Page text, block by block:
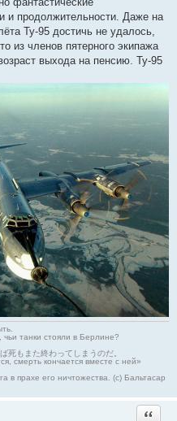
и продолжительности. Даже на
Ту-95 достичь не удалось,
из членов пятерного экипажа
выхода на пенсию. Ту-95
чьи танки стояли в Берлине?
死もまた終わってしまうのだ。
смерть кончается вместе с ней»
в прахе его ничтожества. (с) Бальтасар